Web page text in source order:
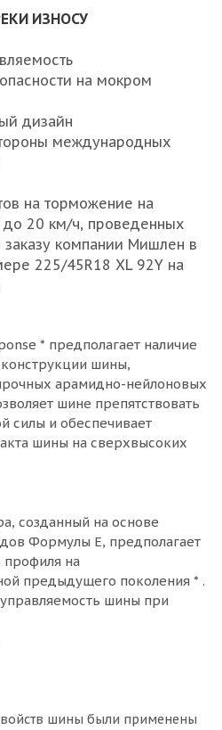
ИЗНОСУ
на мокром
дизайн
международных
на торможение на
20 км/ч, проведенных
заказу компании Мишлен в
225/45R18 XL 92Y на
* предполагает наличие
шины,
арамидно-нейлоновых
шине препятствовать
силы и обеспечивает
шины на сверхвысоких
созданный на основе
Формулы Е, предполагает
профиля на
предыдущего поколения * .
шины при
шины были применены